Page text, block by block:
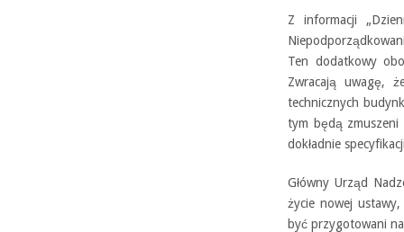
Z informacji
Ten dodatkowy
Zwracają uwagę,
technicznych
tym będą zmuszeni
dokładnie
Główny Urząd
życie nowej
być przygotowani